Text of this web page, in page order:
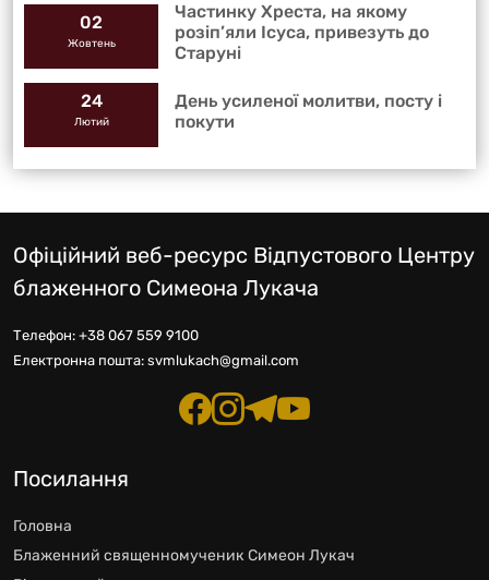
02
Жовтень
Частинку Хреста, на якому
розіп’яли Ісуса, привезуть до
Старуні
24
Лютий
День усиленої молитви, посту і
покути
Офіційний веб-ресурс Відпустового Центру
блаженного Симеона Лукача
Телефон: +38 067 559 9100
Електронна пошта: svmlukach@gmail.com
Посилання
Головна
Блаженний священномученик Симеон Лукач